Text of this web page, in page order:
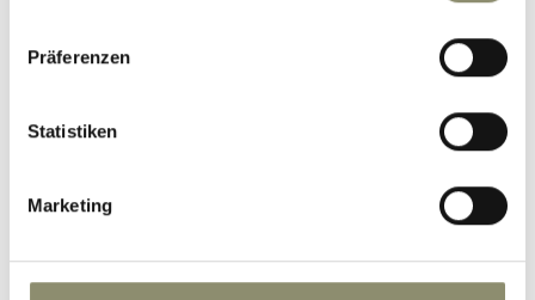
Präferenzen
Statistiken
Marketing
Newsletter
FOLGEN SIE UNS